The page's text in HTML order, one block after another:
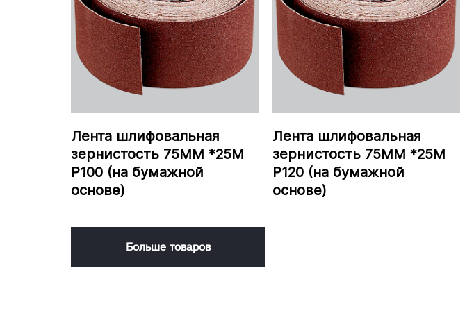
Лента шлифовальная
зернистость 75ММ *25М
P100 (на бумажной
основе)
Лента шлифовальная
зернистость 75ММ *25М
P120 (на бумажной
основе)
Больше товаров